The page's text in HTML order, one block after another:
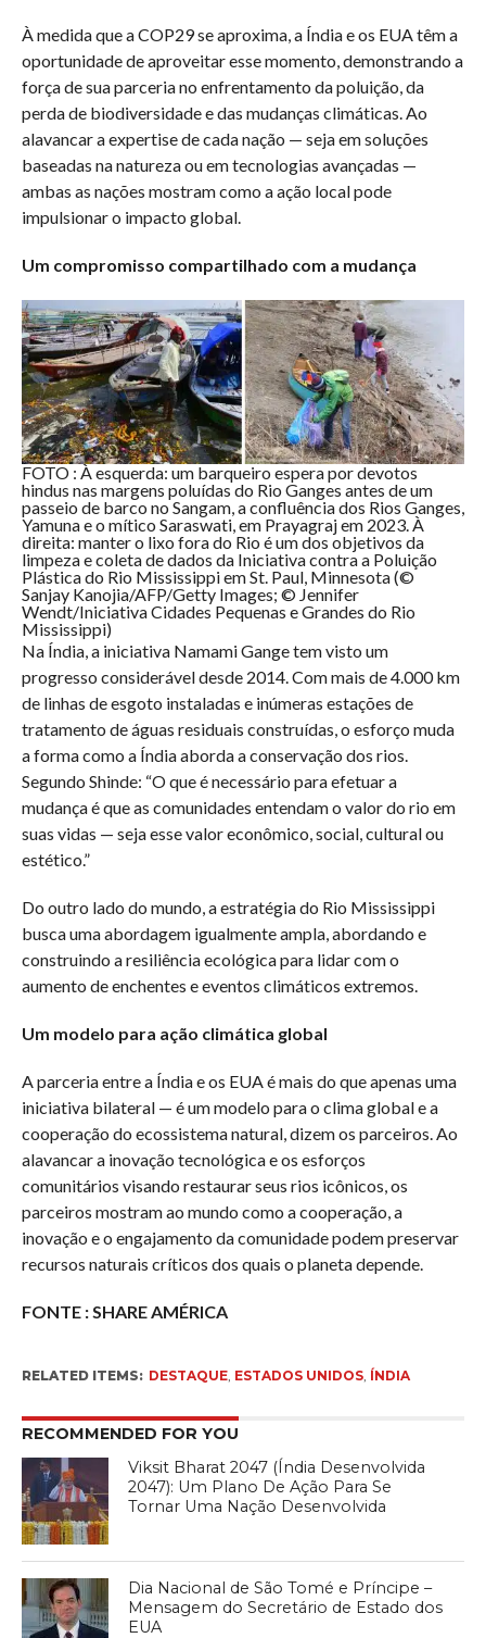
À medida que a COP29 se aproxima, a Índia e os EUA têm a
oportunidade de aproveitar esse momento, demonstrando a
força de sua parceria no enfrentamento da poluição, da
perda de biodiversidade e das mudanças climáticas. Ao
alavancar a expertise de cada nação — seja em soluções
baseadas na natureza ou em tecnologias avançadas —
ambas as nações mostram como a ação local pode
impulsionar o impacto global.
Um compromisso compartilhado com a mudança
FOTO : À esquerda: um barqueiro espera por devotos
hindus nas margens poluídas do Rio Ganges antes de um
passeio de barco no Sangam, a confluência dos Rios Ganges,
Yamuna e o mítico Saraswati, em Prayagraj em 2023. À
direita: manter o lixo fora do Rio é um dos objetivos da
limpeza e coleta de dados da Iniciativa contra a Poluição
Plástica do Rio Mississippi em St. Paul, Minnesota (©
Sanjay Kanojia/AFP/Getty Images; © Jennifer
Wendt/Iniciativa Cidades Pequenas e Grandes do Rio
Mississippi)
Na Índia, a iniciativa Namami Gange tem visto um
progresso considerável desde 2014. Com mais de 4.000 km
de linhas de esgoto instaladas e inúmeras estações de
tratamento de águas residuais construídas, o esforço muda
a forma como a Índia aborda a conservação dos rios.
Segundo Shinde: “O que é necessário para efetuar a
mudança é que as comunidades entendam o valor do rio em
suas vidas — seja esse valor econômico, social, cultural ou
estético.”
Do outro lado do mundo, a estratégia do Rio Mississippi
busca uma abordagem igualmente ampla, abordando e
construindo a resiliência ecológica para lidar com o
aumento de enchentes e eventos climáticos extremos.
Um modelo para ação climática global
A parceria entre a Índia e os EUA é mais do que apenas uma
iniciativa bilateral — é um modelo para o clima global e a
cooperação do ecossistema natural, dizem os parceiros. Ao
alavancar a inovação tecnológica e os esforços
comunitários visando restaurar seus rios icônicos, os
parceiros mostram ao mundo como a cooperação, a
inovação e o engajamento da comunidade podem preservar
recursos naturais críticos dos quais o planeta depende.
FONTE : SHARE AMÉRICA
RELATED ITEMS: DESTAQUE, ESTADOS UNIDOS, ÍNDIA
RECOMMENDED FOR YOU
Viksit Bharat 2047 (Índia Desenvolvida
2047): Um Plano De Ação Para Se
Tornar Uma Nação Desenvolvida
Dia Nacional de São Tomé e Príncipe –
Mensagem do Secretário de Estado dos
EUA